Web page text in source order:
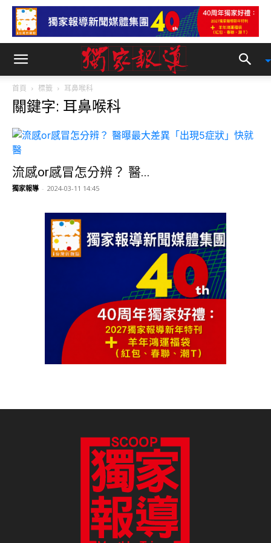
首頁 標籤 耳鼻喉科
關鍵字: 耳鼻喉科
流感or感冒怎分辨？ 醫...
獨家報導 - 2024-03-11 14:45